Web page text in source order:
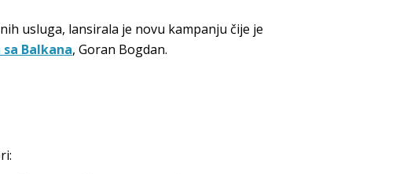
usluga, lansirala je novu kampanju čije je
Balkana, Goran Bogdan.